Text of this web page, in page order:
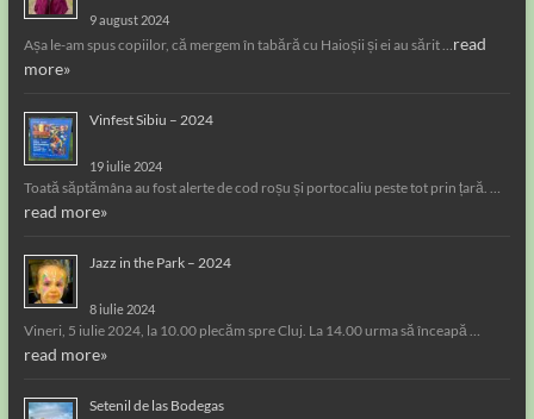
9 august 2024
Așa le-am spus copiilor, că mergem în tabără cu Haioșii și ei au sărit … read
more»
Vinfest Sibiu – 2024
19 iulie 2024
Toată săptămâna au fost alerte de cod roșu și portocaliu peste tot prin țară. …
read more»
Jazz in the Park – 2024
8 iulie 2024
Vineri, 5 iulie 2024, la 10.00 plecăm spre Cluj. La 14.00 urma să înceapă …
read more»
Setenil de las Bodegas